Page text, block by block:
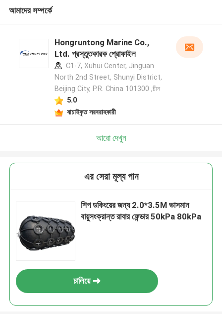
আমাদের সম্পর্কে
Hongruntong Marine Co.,
Ltd. প্রস্তুতকারক প্রোফাইল
C1-7, Xuhui Center, Jinguan
North 2nd Street, Shunyi District,
Beijing City, P.R. China 101300 ,চীন
5.0
যাচাইকৃত সরবরাহকারী
আরো দেখুন
এর সেরা মূল্য পান
শিপ ডকিংয়ের জন্য 2.0*3.5M ভাসমান
বায়ুসংক্রান্ত রাবার ফেন্ডার 50kPa 80kPa
চালিয়ে